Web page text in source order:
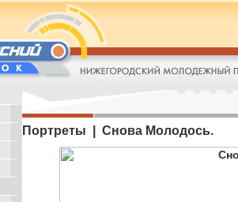
Портреты | Снова Молодось.